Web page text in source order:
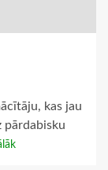
kas jau
pārdabisku